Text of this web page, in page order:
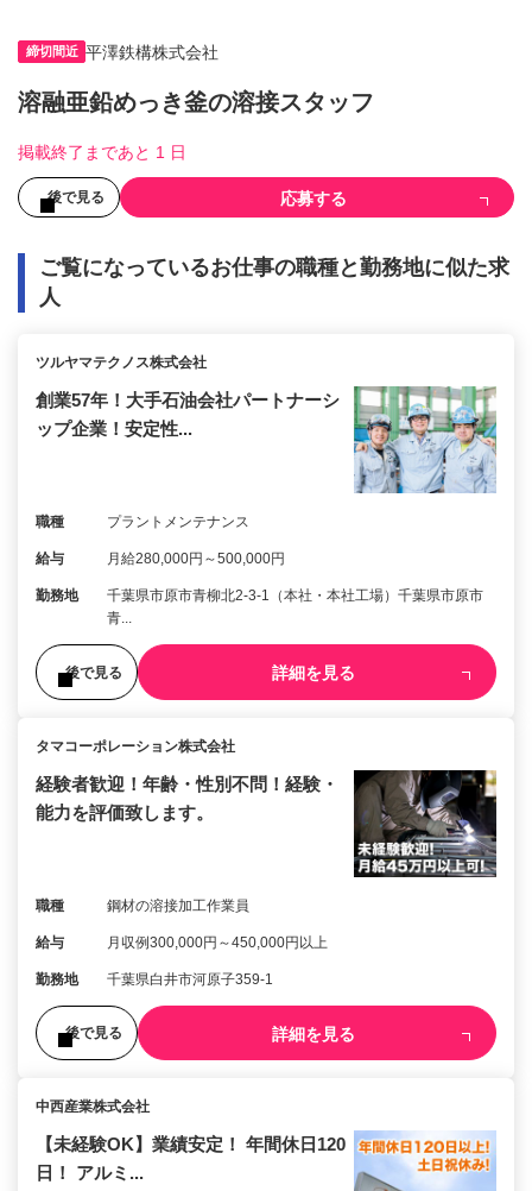
締切間近 平澤鉄構株式会社
溶融亜鉛めっき釜の溶接スタッフ
掲載終了まであと 1 日
後で見る 応募する
ご覧になっているお仕事の職種と勤務地に似た求
人
ツルヤマテクノス株式会社
創業57年！大手石油会社パートナーシ
ップ企業！安定性...
職種 プラントメンテナンス
給与 月給280,000円～500,000円
勤務地
千葉県市原市青柳北2-3-1（本社・本社工場）千葉県市原市
青...
後で見る 詳細を見る
タマコーポレーション株式会社
経験者歓迎！年齢・性別不問！経験・
能力を評価致します。
職種 鋼材の溶接加工作業員
給与 月収例300,000円～450,000円以上
勤務地 千葉県白井市河原子359-1
後で見る 詳細を見る
中西産業株式会社
【未経験OK】業績安定！ 年間休日120
日！ アルミ...